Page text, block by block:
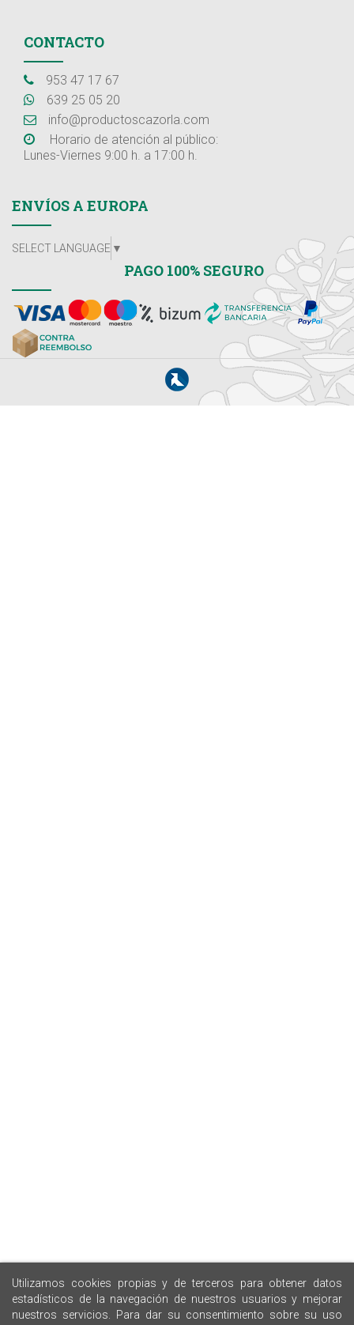
CONTACTO
953 47 17 67
639 25 05 20
info@productoscazorla.com
Horario de atención al público:
Lunes-Viernes 9:00 h. a 17:00 h.
Utilizamos cookies propias y de terceros para obtener datos
estadísticos de la navegación de nuestros usuarios y mejorar
nuestros servicios. Para dar su consentimiento sobre su uso
ENVÍOS A EUROPA
SELECT LANGUAGE ▼
PAGO 100% SEGURO